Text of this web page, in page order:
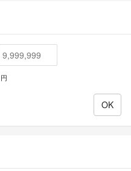
円